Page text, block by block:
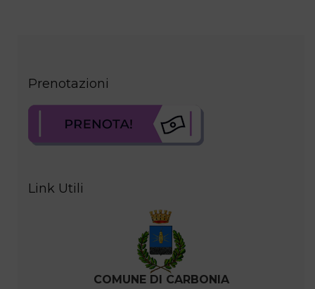
Prenotazioni
Link Utili
COMUNE DI CARBONIA